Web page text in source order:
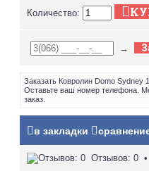
Количество:
→
Заказать Ковролин Domo Sydney
Оставьте ваш номер телефона.
заказ.
в закладки
Отзывов: 0 •